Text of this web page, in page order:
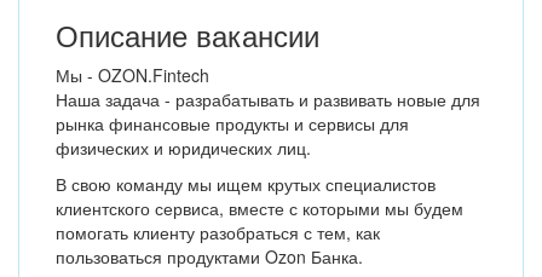
Описание вакансии
Мы - OZON.Fintech
Наша задача - разрабатывать и развивать новые для
рынка финансовые продукты и сервисы для
физических и юридических лиц.
В свою команду мы ищем крутых специалистов
клиентского сервиса, вместе с которыми мы будем
помогать клиенту разобраться с тем, как
пользоваться продуктами Ozon Банка.